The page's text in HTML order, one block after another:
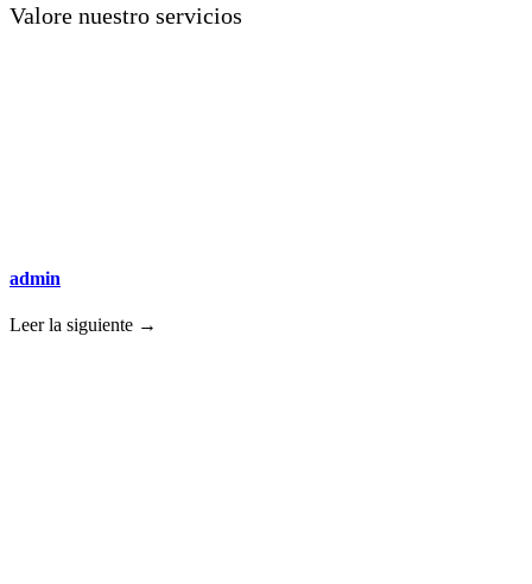
Valore nuestro servicios
admin
Leer la siguiente →